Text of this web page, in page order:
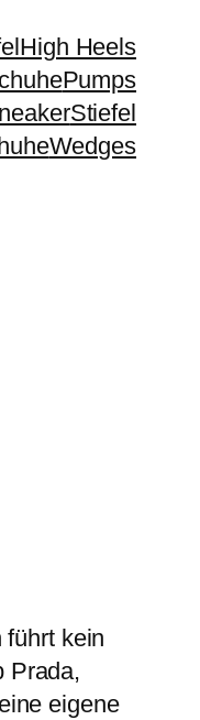
High Heels
Pumps
Stiefel
Wedges
kein
Prada,
eigene